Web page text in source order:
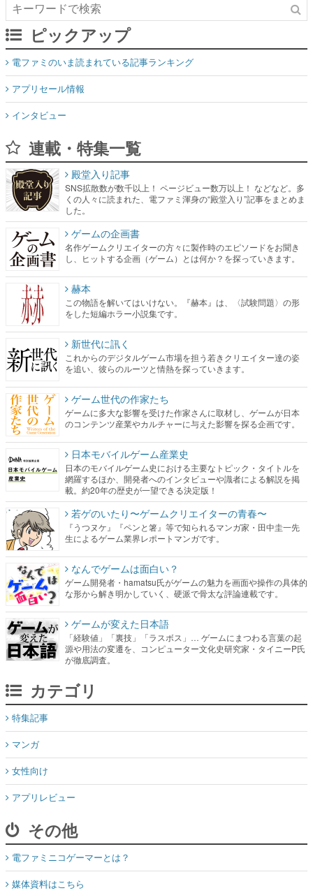
ピックアップ
電ファミのいま読まれている記事ランキング
アプリセール情報
インタビュー
連載・特集一覧
殿堂入り記事
SNS拡散数が数千以上！ ページビュー数万以上！ などなど。多
くの人々に読まれた、電ファミ渾身の“殿堂入り”記事をまとめま
した。
ゲームの企画書
名作ゲームクリエイターの方々に製作時のエピソードをお聞き
し、ヒットする企画（ゲーム）とは何か？を探っていきます。
赫本
この物語を解いてはいけない。『赫本』は、〈試験問題〉の形
をした短編ホラー小説集です。
新世代に訊く
これからのデジタルゲーム市場を担う若きクリエイター達の姿
を追い、彼らのルーツと情熱を探っていきます。
ゲーム世代の作家たち
ゲームに多大な影響を受けた作家さんに取材し、ゲームが日本
のコンテンツ産業やカルチャーに与えた影響を探る企画です。
日本モバイルゲーム産業史
日本のモバイルゲーム史における主要なトピック・タイトルを
網羅するほか、開発者へのインタビューや識者による解説を掲
載。約20年の歴史が一望できる決定版！
若ゲのいたり〜ゲームクリエイターの青春〜
『うつヌケ』『ペンと箸』等で知られるマンガ家・田中圭一先
生によるゲーム業界レポートマンガです。
なんでゲームは面白い？
ゲーム開発者・hamatsu氏がゲームの魅力を画面や操作の具体的
な形から解き明かしていく、硬派で骨太な評論連載です。
ゲームが変えた日本語
「経験値」「裏技」「ラスボス」… ゲームにまつわる言葉の起
源や用法の変遷を、コンピューター文化史研究家・タイニーP氏
が徹底調査。
カテゴリ
特集記事
マンガ
女性向け
アプリレビュー
その他
電ファミニコゲーマーとは？
媒体資料はこちら